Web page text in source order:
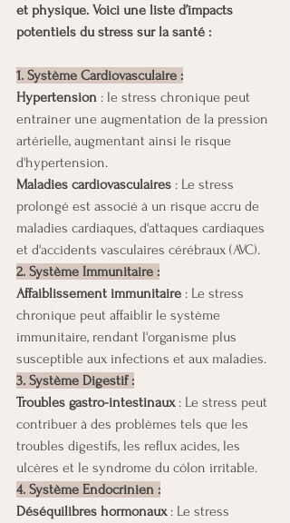
et physique. Voici une liste d’impacts
potentiels du stress sur la santé :
1. Système Cardiovasculaire :
Hypertension : le stress chronique peut
entraîner une augmentation de la pression
artérielle, augmentant ainsi le risque
d'hypertension.
Maladies cardiovasculaires : Le stress
prolongé est associé à un risque accru de
maladies cardiaques, d'attaques cardiaques
et d'accidents vasculaires cérébraux (AVC).
2. Système Immunitaire :
Affaiblissement immunitaire : Le stress
chronique peut affaiblir le système
immunitaire, rendant l'organisme plus
susceptible aux infections et aux maladies.
3. Système Digestif :
Troubles gastro-intestinaux : Le stress peut
contribuer à des problèmes tels que les
troubles digestifs, les reflux acides, les
ulcères et le syndrome du côlon irritable.
4. Système Endocrinien :
Déséquilibres hormonaux : Le stress